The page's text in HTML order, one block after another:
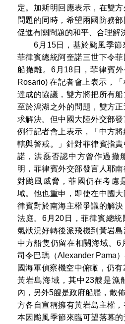
定。加斯明回應表示，在雙
問題的同時，希望兩國防務
促進有關問題的和平、合理解
6月15日，基於颱風季節
菲律賓總統阿奎諾三世下令
船撤離。6月18日，菲律賓
Rosario) 在記者會上表示，
達成的協議，雙方將把所有船
至於潟湖之外的問題，雙方
求解決。但中國大陸外交部
例行記者會上表示，「中方
轄與警戒。」針對菲律賓指
諾，洪磊否認中方曾作過撤
明，菲律賓外交部發言人耶
對颱風威脅，菲國仍在考慮
域。他也重申，即使在中國
律賓對於南海主權爭議的解
法庭。6月20日，菲律賓總
氣狀況好轉後派飛機到黃岩
中方船隻仍留在相關海域。6
司令巴瑪（Alexander Pama
國海軍偵察機空中俯瞰，仍
黃岩島海域，其中23艘是漁
內，另外5艘是政府船艦，散
方各自宣稱擁有黃岩島主權
本因颱風季節來臨可望落幕